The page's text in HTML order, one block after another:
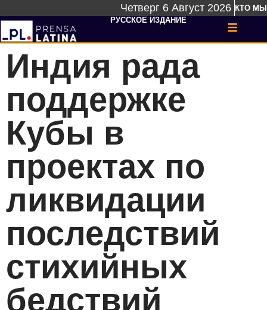
Четверг 6 Август 2026 КТО МЫ
РУССКОЕ ИЗДАНИЕ
Индия рада
поддержке
Кубы в
проектах по
ликвидации
последствий
стихийных
бедствий